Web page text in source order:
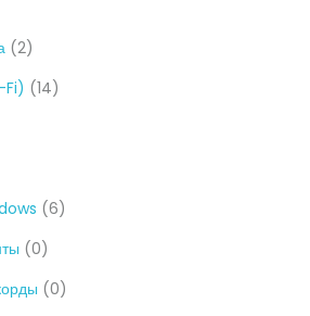
(2)
Fi) (14)
(6)
(0)
(0)